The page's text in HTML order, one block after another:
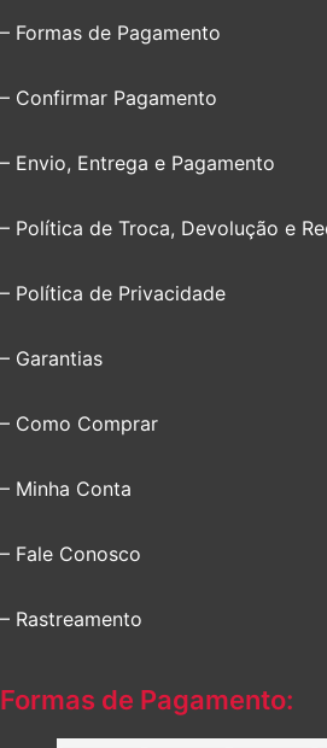
– Formas de Pagamento
– Confirmar Pagamento
– Envio, Entrega e Pagamento
– Política de Troca, Devolução e
– Política de Privacidade
– Garantias
– Como Comprar
– Minha Conta
– Fale Conosco
– Rastreamento
Formas de Pagamento: